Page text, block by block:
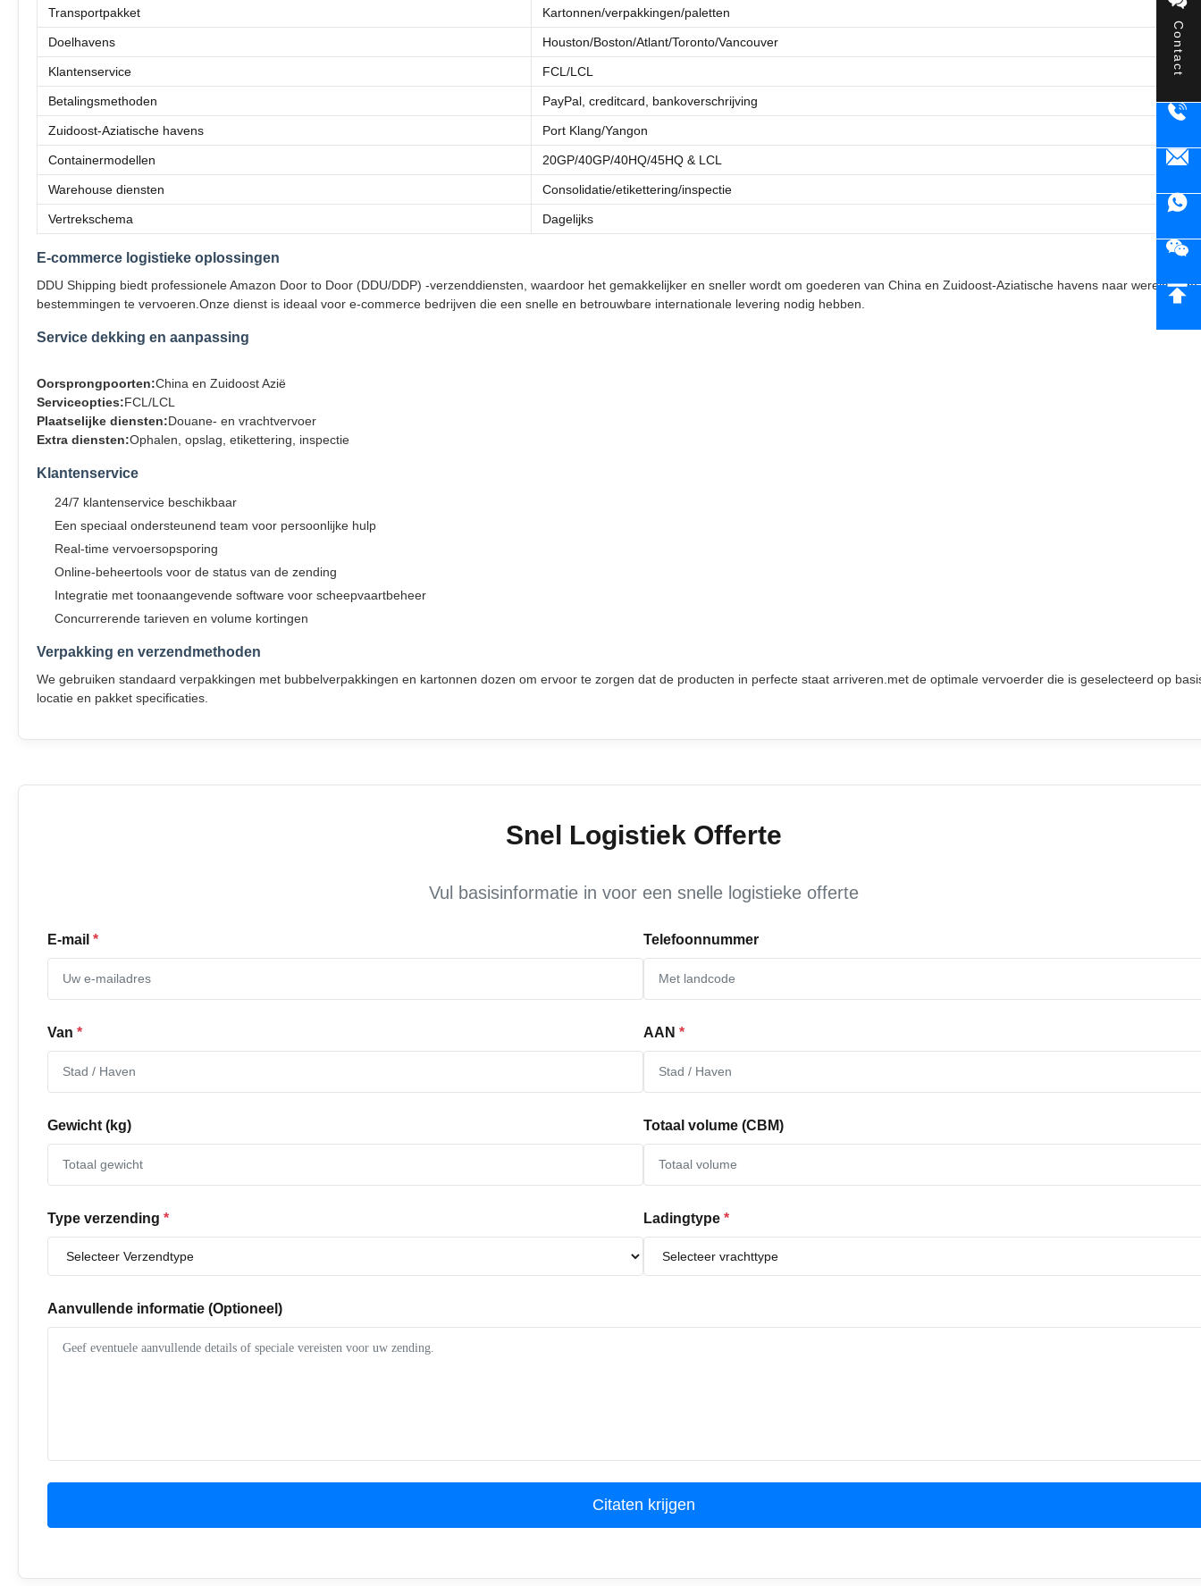
Contact
Transportpakket Kartonnen/verpakkingen/paletten
Doelhavens Houston/Boston/Atlant/Toronto/Vancouver
Klantenservice FCL/LCL
Betalingsmethoden PayPal, creditcard, bankoverschrijving
Zuidoost-Aziatische havens Port Klang/Yangon
Containermodellen 20GP/40GP/40HQ/45HQ & LCL
Warehouse diensten Consolidatie/etikettering/inspectie
Vertrekschema Dagelijks
E-commerce logistieke oplossingen
DDU Shipping biedt professionele Amazon Door to Door (DDU/DDP) -verzenddiensten, waardoor het gemakkelijker en sneller wordt om goederen van China en Zuidoost-Aziatische havens naar wereldwijde
bestemmingen te vervoeren.Onze dienst is ideaal voor e-commerce bedrijven die een snelle en betrouwbare internationale levering nodig hebben.
Service dekking en aanpassing
Oorsprongpoorten:China en Zuidoost Azië
Serviceopties:FCL/LCL
Plaatselijke diensten:Douane- en vrachtvervoer
Extra diensten:Ophalen, opslag, etikettering, inspectie
Klantenservice
24/7 klantenservice beschikbaar
Een speciaal ondersteunend team voor persoonlijke hulp
Real-time vervoersopsporing
Online-beheertools voor de status van de zending
Integratie met toonaangevende software voor scheepvaartbeheer
Concurrerende tarieven en volume kortingen
Verpakking en verzendmethoden
We gebruiken standaard verpakkingen met bubbelverpakkingen en kartonnen dozen om ervoor te zorgen dat de producten in perfecte staat arriveren.met de optimale vervoerder die is geselecteerd op
locatie en pakket specificaties.
Snel Logistiek Offerte
Vul basisinformatie in voor een snelle logistieke offerte
E-mail * Telefoonnummer
Van * AAN *
Gewicht (kg) Totaal volume (CBM)
Type verzending * Ladingtype *
Aanvullende informatie (Optioneel)
Citaten krijgen